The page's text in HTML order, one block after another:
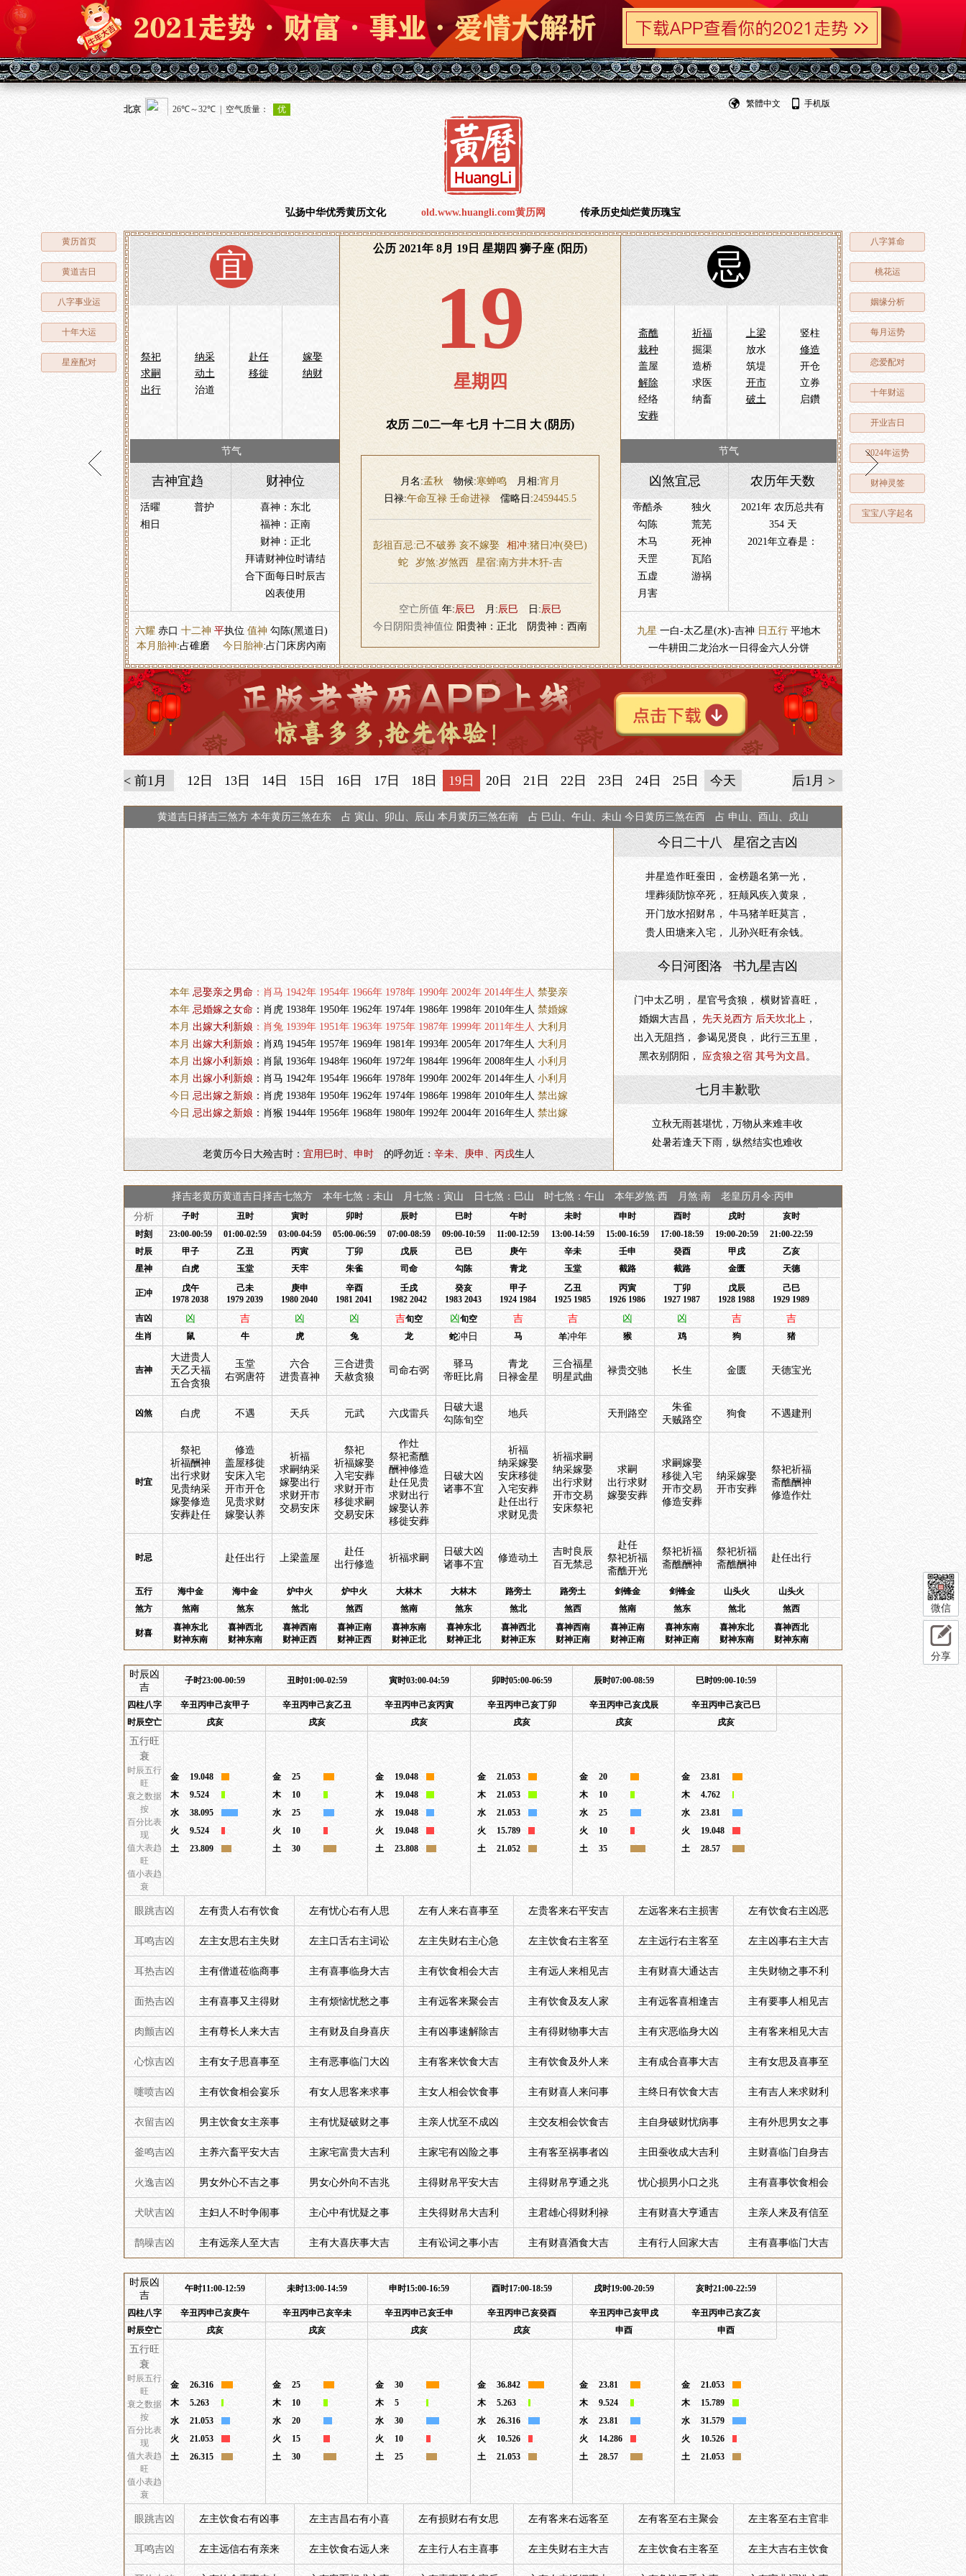
八字算命
桃花运
姻缘分析
每月运势
恋爱配对
十年财运
开业吉日
2024年运势
财神灵签
宝宝八字起名
黄历首页
黄道吉日
八字事业运
十年大运
星座配对
手机版
繁體中文
弘扬中华优秀黄历文化 old.www.huangli.com黄历网 传承历史灿烂黄历瑰宝
宜
祭祀 纳采 赴任
嫁娶
求嗣
动土 移徙
纳财
出行
治道
节气
吉神宜趋
活曜
普护
相日
财神位
喜神：东北
福神：正南
财神：正北
拜请财神位时请结
合下面每日时辰吉
凶表使用
六耀 赤口 十二神 平执位 值神 勾陈(黑道日)
本月胎神:占碓磨 今日胎神:占门床房內南
公历 2021年 8月 19日 星期四 狮子座 (阳历)
19
星期四
农历 二0二一年 七月 十二日 大 (阴历)
月名:孟秋 物候:寒蝉鸣 月相:宵月
日禄:午命互禄 壬命进禄 儒略日:2459445.5
彭祖百忌:己不破券 亥不嫁娶 相冲:猪日冲(癸巳)
蛇
岁煞:岁煞西 星宿:南方井木犴-吉
空亡所值 年:辰巳 月:辰巳 日:辰巳
今日阴阳贵神值位 阳贵神：正北 阴贵神：西南
忌
斋醮 祈福 上梁
竖柱
栽种
掘渠 放水
修造
盖屋
造桥 筑堤
开仓
解除
求医 开市
立券
经络
纳畜 破土
启鑽
安葬
节气
凶煞宜忌
帝酷杀
独火
勾陈
荒芜
木马
死神
天罡
瓦陷
五虚
游祸
月害
农历年天数
2021年 农历总共有
354 天
2021年立春是：
九星 一白-太乙星(水)-吉神 日五行 平地木
一牛耕田二龙治水一日得金六人分饼
< 前1月 12日 13日 14日 15日 16日 17日 18日 19日 20日 21日 22日 23日 24日 25日 今天 后1月 >
黄道吉日择吉三煞方 本年黄历三煞在东 占 寅山、卯山、辰山 本月黄历三煞在南 占 巳山、午山、未山 今日黄历三煞在西 占 申山、酉山、戌山
本年 忌娶亲之男命 ：肖马 1942年 1954年 1966年 1978年 1990年 2002年 2014年生人 禁娶亲
本年 忌婚嫁之女命 ：肖虎 1938年 1950年 1962年 1974年 1986年 1998年 2010年生人 禁婚嫁
本月 出嫁大利新娘 ：肖兔 1939年 1951年 1963年 1975年 1987年 1999年 2011年生人 大利月
本月 出嫁大利新娘 ：肖鸡 1945年 1957年 1969年 1981年 1993年 2005年 2017年生人 大利月
本月 出嫁小利新娘 ：肖鼠 1936年 1948年 1960年 1972年 1984年 1996年 2008年生人 小利月
本月 出嫁小利新娘 ：肖马 1942年 1954年 1966年 1978年 1990年 2002年 2014年生人 小利月
今日 忌出嫁之新娘 ：肖虎 1938年 1950年 1962年 1974年 1986年 1998年 2010年生人 禁出嫁
今日 忌出嫁之新娘 ：肖猴 1944年 1956年 1968年 1980年 1992年 2004年 2016年生人 禁出嫁
老黄历今日大殓吉时： 宜用巳时、申时 的呼勿近： 辛未、庚申、丙戌生人
今日二十八 星宿之吉凶
井星造作旺蚕田， 金榜题名第一光，
埋葬须防惊卒死， 狂颠风疾入黄泉，
开门放水招财帛， 牛马猪羊旺莫言，
贵人田塘来入宅， 儿孙兴旺有余钱。
今日河图洛 书九星吉凶
门中太乙明， 星官号贪狼， 横财皆喜旺，
婚姻大吉昌，先天兑西方 后天坎北上 ，
出入无阻挡， 参谒见贤良， 此行三五里，
黑衣别阴阳，应贪狼之宿 其号为文昌。
七月丰歉歌
立秋无雨甚堪忧，万物从来难丰收
处暑若逢天下雨，纵然结实也难收
择吉老黄历黄道吉日择吉七煞方 本年七煞：未山 月七煞：寅山 日七煞：巳山 时七煞：午山 本年岁煞:西 月煞:南 老皇历月令:丙申
分析
子时 丑时 寅时 卯时 辰时 巳时 午时 未时 申时 酉时 戌时
亥时
时刻
23:00-00:59 01:00-02:59 03:00-04:59 05:00-06:59 07:00-08:59 09:00-10:59 11:00-12:59 13:00-14:59 15:00-16:59 17:00-18:59 19:00-20:59
21:00-22:59
时辰
甲子 乙丑 丙寅 丁卯 戊辰 己巳 庚午 辛未 壬申 癸酉 甲戌
乙亥
星神
白虎 玉堂 天牢 朱雀 司命 勾陈 青龙 玉堂 截路 截路 金匮 天德
正冲
戊午
1978 2038
己未
1979 2039
庚申
1980 2040
辛酉
1981 2041
壬戌
1982 2042
癸亥
1983 2043
甲子
1924 1984
乙丑
1925 1985
丙寅
1926 1986
丁卯
1927 1987
戊辰
1928 1988
己巳
1929 1989
吉凶
凶 吉 凶 凶 吉旬空 凶旬空 吉 吉 凶 凶 吉 吉
生肖 鼠 牛 虎 兔 龙 蛇冲日 马 羊冲年 猴 鸡 狗 猪
吉神
大进贵人
天乙天福
五合贪狼
玉堂
右弼唐符
六合
进贵喜神
三合进贵
天赦贪狼
司命右弼
驿马
帝旺比肩
青龙
日禄金星
三合福星
明星武曲
禄贵交驰 长生 金匮 天德宝光
凶煞 白虎 不遇 天兵 元武 六戊雷兵
日破大退
勾陈旬空
地兵 天刑路空
朱雀
天贼路空
狗食 不遇建刑
时宜
祭祀
祈福酬神
出行求财
见贵纳采
嫁娶修造
安葬赴任
修造
盖屋移徙
安床入宅
开市开仓
见贵求财
嫁娶认养
祈福
求嗣纳采
嫁娶出行
求财开市
交易安床
祭祀
祈福嫁娶
入宅安葬
求财开市
移徙求嗣
交易安床
作灶
祭祀斋醮
酬神修造
赴任见贵
求财出行
嫁娶认养
移徙安葬
日破大凶
诸事不宜
祈福
纳采嫁娶
安床移徙
入宅安葬
赴任出行
求财见贵
祈福求嗣
纳采嫁娶
出行求财
开市交易
安床祭祀
求嗣
出行求财
嫁娶安葬
求嗣嫁娶
移徙入宅
开市交易
修造安葬
纳采嫁娶
开市安葬
祭祀祈福
斋醮酬神
修造作灶
时忌 赴任出行 上梁盖屋
赴任
出行修造
祈福求嗣
日破大凶
诸事不宜
修造动土
吉时良辰
百无禁忌
赴任
祭祀祈福
斋醮开光
祭祀祈福
斋醮酬神
祭祀祈福
斋醮酬神
赴任出行
五行 海中金 海中金 炉中火 炉中火 大林木 大林木 路旁土 路旁土 剑锋金 剑锋金 山头火
山头火
煞方
煞南 煞东 煞北 煞西 煞南 煞东 煞北 煞西 煞南 煞东 煞北 煞西
财喜
喜神东北
财神东南
喜神西北
财神东南
喜神西南
财神正西
喜神正南
财神正西
喜神东南
财神正北
喜神东北
财神正北
喜神西北
财神正东
喜神西南
财神正南
喜神正南
财神正南
喜神东南
财神正南
喜神东北
财神东南
喜神西北
财神东南
时辰凶
吉
子时23:00-00:59 丑时01:00-02:59 寅时03:00-04:59 卯时05:00-06:59 辰时07:00-08:59 巳时09:00-10:59
四柱八字 辛丑丙申己亥甲子 辛丑丙申己亥乙丑 辛丑丙申己亥丙寅 辛丑丙申己亥丁卯 辛丑丙申己亥戊辰
辛丑丙申己亥己巳
时辰空亡
戌亥 戌亥 戌亥 戌亥 戌亥 戌亥
五行旺
衰
时辰五行
旺
衰之数据
按
百分比表
现
值大表趋
旺
值小表趋
衰
金
19.048
木
9.524
水
38.095
火
9.524
土
23.809
金
25
木
10
水
25
火
10
土
30
金
19.048
木
19.048
水
19.048
火
19.048
土
23.808
金
21.053
木
21.053
水
21.053
火
15.789
土
21.052
金
20
木
10
水
25
火
10
土
35
金
23.81
木
4.762
水
23.81
火
19.048
土
28.57
眼跳吉凶 左有贵人右有饮食 左有忧心右有人思 左有人来右喜事至 左贵客来右平安吉 左远客来右主损害 左有饮食右主凶恶
耳鸣吉凶 左主女思右主失财 左主口舌右主词讼 左主失财右主心急 左主饮食右主客至 左主远行右主客至 左主凶事右主大吉
耳热吉凶 主有僧道莅临商事 主有喜事临身大吉 主有饮食相会大吉 主有远人来相见吉 主有财喜大通达吉 主失财物之事不利
面热吉凶 主有喜事又主得财 主有烦恼忧愁之事 主有远客来聚会吉 主有饮食及友人家 主有远客喜相逢吉 主有要事人相见吉
肉颤吉凶 主有尊长人来大吉 主有财及自身喜庆 主有凶事速解除吉 主有得财物事大吉 主有灾恶临身大凶 主有客来相见大吉
心惊吉凶 主有女子思喜事至 主有恶事临门大凶 主有客来饮食大吉 主有饮食及外人来 主有成合喜事大吉 主有女思及喜事至
嚏喷吉凶 主有饮食相会宴乐 有女人思客来求事 主女人相会饮食事 主有财喜人来问事 主终日有饮食大吉 主有吉人来求财利
衣留吉凶 男主饮食女主亲事 主有忧疑破财之事 主亲人忧至不成凶 主交友相会饮食吉 主自身破财忧病事 主有外思男女之事
釜鸣吉凶 主养六畜平安大吉 主家宅富贵大吉利 主家宅有凶险之事 主有客至祸事者凶 主田蚕收成大吉利 主财喜临门自身吉
火逸吉凶 男女外心不吉之事 男女心外向不吉兆 主得财帛平安大吉 主得财帛亨通之兆 忧心损男小口之兆 主有喜事饮食相会
犬吠吉凶 主妇人不时争闹事 主心中有忧疑之事 主失得财帛大吉利 主君雄心得财利禄 主有财喜大亨通吉 主亲人来及有信至
鹊噪吉凶 主有远亲人至大吉 主有大喜庆事大吉 主有讼词之事小吉 主有财喜酒食大吉 主有行人回家大吉 主有喜事临门大吉
时辰凶
吉
午时11:00-12:59 未时13:00-14:59 申时15:00-16:59 酉时17:00-18:59 戌时19:00-20:59 亥时21:00-22:59
四柱八字 辛丑丙申己亥庚午 辛丑丙申己亥辛未 辛丑丙申己亥壬申 辛丑丙申己亥癸酉 辛丑丙申己亥甲戌
辛丑丙申己亥乙亥
时辰空亡
戌亥 戌亥 戌亥 戌亥 申酉 申酉
五行旺
衰
时辰五行
旺
衰之数据
按
百分比表
现
值大表趋
旺
值小表趋
衰
金
26.316
木
5.263
水
21.053
火
21.053
土
26.315
金
25
木
10
水
20
火
15
土
30
金
30
木
5
水
30
火
10
土
25
金
36.842
木
5.263
水
26.316
火
10.526
土
21.053
金
23.81
木
9.524
水
23.81
火
14.286
土
28.57
金
21.053
木
15.789
水
31.579
火
10.526
土
21.053
眼跳吉凶 左主饮食右有凶事 左主吉昌右有小喜 左有损财右有女思 左有客来右远客至 左有客至右主聚会 左主客至右主官非
耳鸣吉凶 左主远信右有亲来 左主饮食右远人来 左主行人右主喜事 左主失财右主大吉 左主饮食右主客至 左主大吉右主饮食
微信
分享